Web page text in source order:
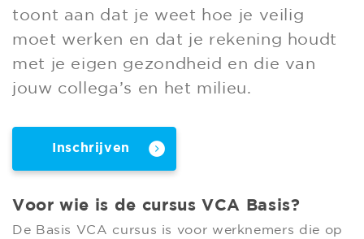
toont aan dat je weet hoe je veilig
moet werken en dat je rekening houdt
met je eigen gezondheid en die van
jouw collega’s en het milieu.
Inschrijven
Voor wie is de cursus VCA Basis?
De Basis VCA cursus is voor werknemers die op